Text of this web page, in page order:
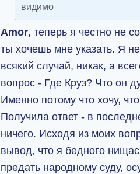
видимо
Amor, теперь я честно не
ты хочешь мне указать. Я
всякий случай, никак, а
вопрос - Где Круз? Что он
Именно потому что хочу,
Получила ответ - в
ничего. Исходя из моих
вывод, что я бедного
предать народному суду,